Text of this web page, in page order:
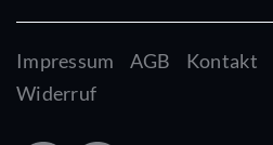
Impressum AGB Kontakt
Widerruf